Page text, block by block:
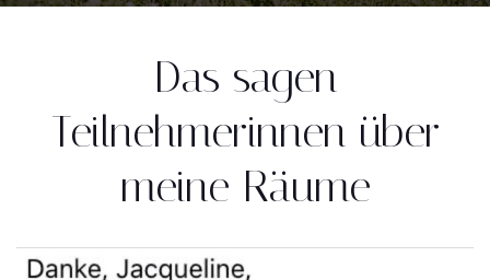
Das sagen
Teilnehmerinnen über
meine Räume